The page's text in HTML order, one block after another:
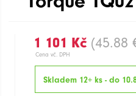
1 101 Kč (45.88
Cena vč. DPH
Skladem 12+ ks - do